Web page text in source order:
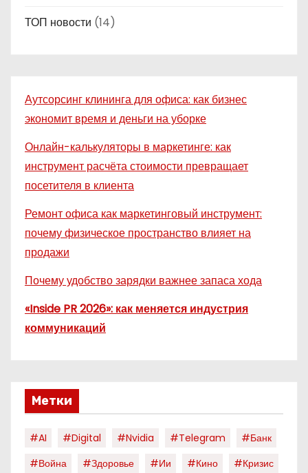
ТОП новости (14)
Аутсорсинг клининга для офиса: как бизнес
экономит время и деньги на уборке
Онлайн-калькуляторы в маркетинге: как
инструмент расчёта стоимости превращает
посетителя в клиента
Ремонт офиса как маркетинговый инструмент:
почему физическое пространство влияет на
продажи
Почему удобство зарядки важнее запаса хода
«Inside PR 2026»: как меняется индустрия
коммуникаций
Метки
#AI #digital #nvidia #telegram
#банк
#война
#здоровье #ии #кино
#кризис